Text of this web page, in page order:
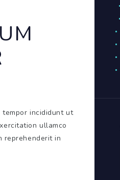
tempor incididunt ut
ullamco
reprehenderit in